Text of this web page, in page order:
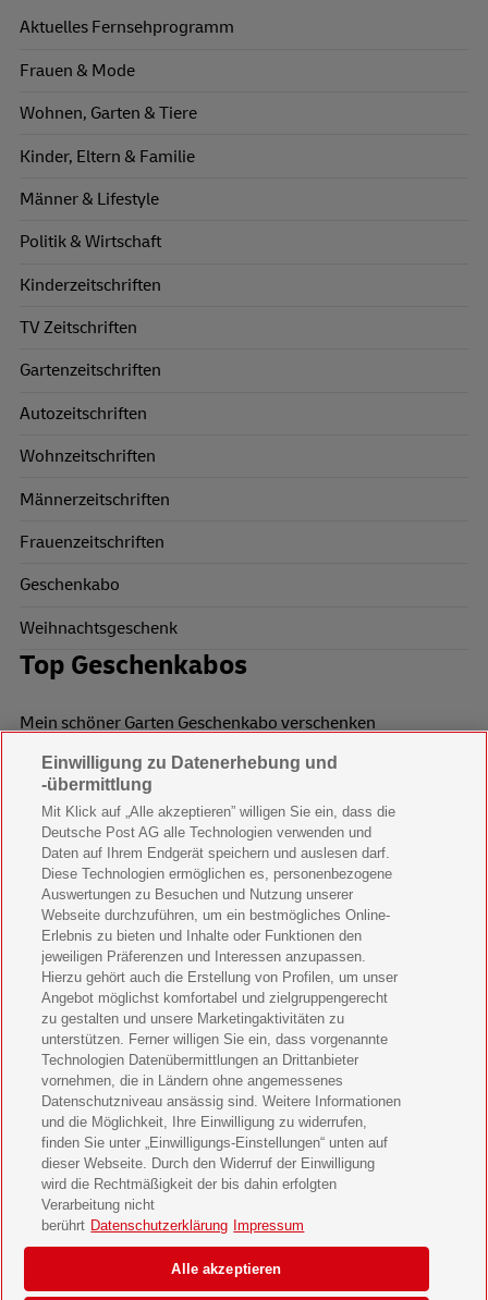
Aktuelles Fernsehprogramm
Frauen & Mode
Wohnen, Garten & Tiere
Kinder, Eltern & Familie
Männer & Lifestyle
Politik & Wirtschaft
Kinderzeitschriften
TV Zeitschriften
Gartenzeitschriften
Autozeitschriften
Wohnzeitschriften
Männerzeitschriften
Frauenzeitschriften
Geschenkabo
Weihnachtsgeschenk
Top Geschenkabos
Mein schöner Garten Geschenkabo verschenken
Wohnen & Garten Geschenkabo verschenken
Mein schönes Land Geschenkabo verschenken
Bild der Frau Geschenkabo verschenken
11 Freunde Geschenkabo verschenken
LEGO Ninjago Magazin Geschenkabo verschenken
Brigitte Geschenkabo verschenken
GEOlino Geschenkabo verschenken
Stern Crime Geschenkabo verschenken
Welt der Wunder Geschenkabo verschenken
GEO Geschenkabo verschenken
Datenschutz & Cookies
Einwilligung zu Datenerhebung und
-übermittlung
Mit Klick auf „Alle akzeptieren” willigen Sie ein, dass die
Deutsche Post AG alle Technologien verwenden und
Daten auf Ihrem Endgerät speichern und auslesen darf.
Diese Technologien ermöglichen es, personenbezogene
Auswertungen zu Besuchen und Nutzung unserer
Webseite durchzuführen, um ein bestmögliches Online-
Erlebnis zu bieten und Inhalte oder Funktionen den
jeweiligen Präferenzen und Interessen anzupassen.
Hierzu gehört auch die Erstellung von Profilen, um unser
Angebot möglichst komfortabel und zielgruppengerecht
zu gestalten und unsere Marketingaktivitäten zu
unterstützen. Ferner willigen Sie ein, dass vorgenannte
Technologien Datenübermittlungen an Drittanbieter
vornehmen, die in Ländern ohne angemessenes
Datenschutzniveau ansässig sind. Weitere Informationen
und die Möglichkeit, Ihre Einwilligung zu widerrufen,
finden Sie unter „Einwilligungs-Einstellungen“ unten auf
dieser Webseite. Durch den Widerruf der Einwilligung
wird die Rechtmäßigkeit der bis dahin erfolgten
Verarbeitung nicht
berührt Datenschutzerklärung Impressum
Alle akzeptieren